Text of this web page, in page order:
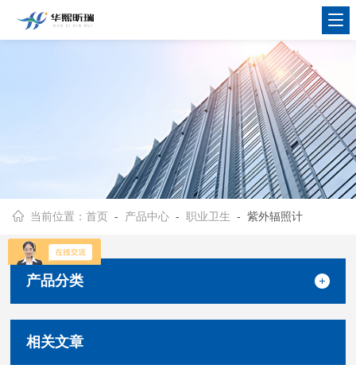
当前位置：首页 - 产品中心 -职业卫生 - 紫外辐照计
产品分类
相关文章